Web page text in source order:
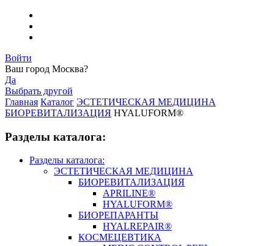
Войти
Ваш город Москва?
Да
Выбрать другой
Главная Каталог ЭСТЕТИЧЕСКАЯ МЕДИЦИНА
БИОРЕВИТАЛИЗАЦИЯ HYALUFORM®
Разделы каталога:
Разделы каталога:
ЭСТЕТИЧЕСКАЯ МЕДИЦИНА
БИОРЕВИТАЛИЗАЦИЯ
APRILINE®
HYALUFORM®
БИОРЕПАРАНТЫ
HYALREPAIR®
КОСМЕЦЕВТИКА